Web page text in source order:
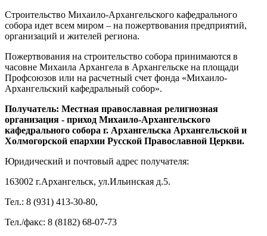
Строительство Михаило-Архангельского кафедрального
собора идет всем миром – на пожертвования предприятий,
организаций и жителей региона.
Пожертвования на строительство собора принимаются в
часовне Михаила Архангела в Архангельске на площади
Профсоюзов или на расчетный счет фонда «Михаило-
Архангельский кафедральный собор».
Получатель: Местная православная религиозная
организация - приход Михаило-Архангельского
кафедрального собора г. Архангельска Архангельской и
Холмогорской епархии Русской Православной Церкви.
Юридический и почтовый адрес получателя:
163002 г.Архангельск, ул.Ильинская д.5.
Тел.: 8 (931) 413-30-80,
Тел./факс: 8 (8182) 68-07-73